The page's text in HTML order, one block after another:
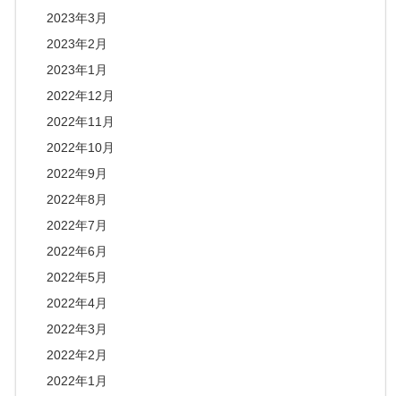
2023年3月
2023年2月
2023年1月
2022年12月
2022年11月
2022年10月
2022年9月
2022年8月
2022年7月
2022年6月
2022年5月
2022年4月
2022年3月
2022年2月
2022年1月